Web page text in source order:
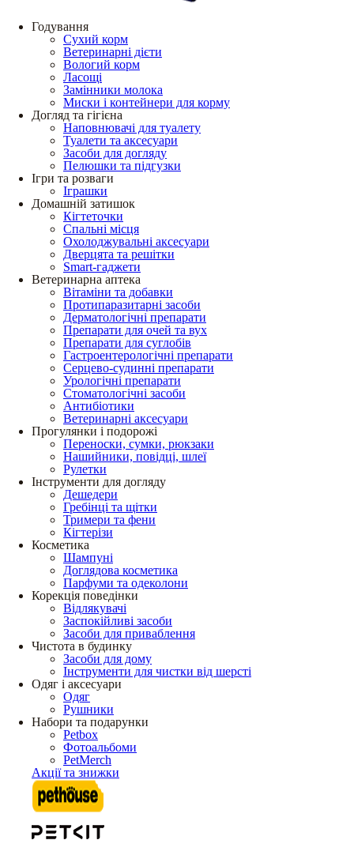
Годування
Сухий корм
Ветеринарні дієти
Вологий корм
Ласощі
Замінники молока
Миски і контейнери для корму
Догляд та гігієна
Наповнювачі для туалету
Туалети та аксесуари
Засоби для догляду
Пелюшки та підгузки
Ігри та розваги
Іграшки
Домашній затишок
Кігтеточки
Спальні місця
Охолоджувальні аксесуари
Дверцята та решітки
Smart-гаджети
Ветеринарна аптека
Вітаміни та добавки
Протипаразитарні засоби
Дерматологічні препарати
Препарати для очей та вух
Препарати для суглобів
Гастроентерологічні препарати
Серцево-судинні препарати
Урологічні препарати
Стоматологічні засоби
Антибіотики
Ветеринарні аксесуари
Прогулянки і подорожі
Переноски, сумки, рюкзаки
Нашийники, повідці, шлеї
Рулетки
Інструменти для догляду
Дешедери
Гребінці та щітки
Тримери та фени
Кігтерізи
Косметика
Шампуні
Доглядова косметика
Парфуми та одеколони
Корекція поведінки
Відлякувачі
Заспокійливі засоби
Засоби для приваблення
Чистота в будинку
Засоби для дому
Інструменти для чистки від шерсті
Одяг і аксесуари
Одяг
Рушники
Набори та подарунки
Petbox
Фотоальбоми
PetMerch
Акції та знижки